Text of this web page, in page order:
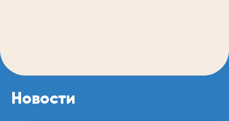
Новости